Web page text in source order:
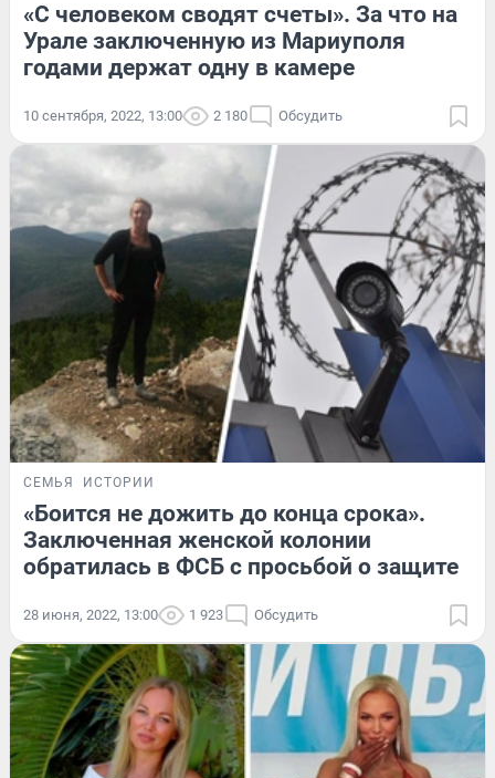
«С человеком сводят счеты». За что на
Урале заключенную из Мариуполя
годами держат одну в камере
10 сентября, 2022, 13:00 2 180 Обсудить
СЕМЬЯ ИСТОРИИ
«Боится не дожить до конца срока».
Заключенная женской колонии
обратилась в ФСБ с просьбой о защите
28 июня, 2022, 13:00 1 923 Обсудить